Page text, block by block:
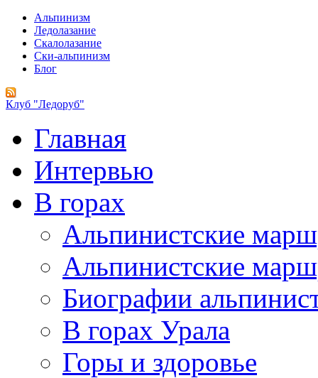
Альпинизм
Ледолазание
Скалолазание
Ски-альпинизм
Блог
Клуб "Ледоруб"
Главная
Интервью
В горах
Альпинистские
Альпинистские
Биографии
В горах Урала
Горы и здоровье